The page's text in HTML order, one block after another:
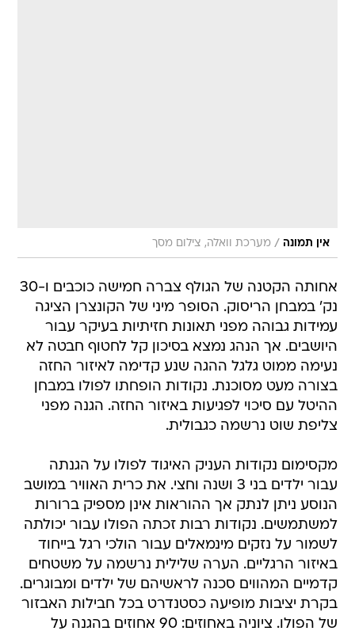
אין תמונה / מערכת וואלה, צילום מסך
אחותה הקטנה של הגולף צברה חמישה כוכבים ו-30
נק' במבחן הריסוק. הסופר מיני של הקונצרן הציגה
עמידות גבוהה מפני תאונות חזיתיות בעיקר עבור
היושבים. אך הנהג נמצא בסיכון קל לחטוף חבטה לא
נעימה ממוט גלגל ההגה שנע קדימה לאיזור החזה
בצורה מעט מסוכנת. נקודות הופחתו לפולו במבחן
ההיטל עם סיכוי לפגיעות באיזור החזה. הגנה מפני
צליפת שוט נרשמה כגבולית.
מקסימום נקודות העניק האיגוד לפולו על הגנתה
עבור ילדים בני 3 ושנה וחצי. את כרית האוויר במושב
הנוסע ניתן לנתק אך ההוראות אינן מספיק ברורות
למשתמשים. נקודות רבות זכתה הפולו עבור יכולתה
לשמור על נזקים מינמאלים עבור הולכי רגל בייחוד
באיזור הרגליים. הערה שלילית נרשמה על משטחים
קדמיים המהווים סכנה לראשיהם של ילדים ומבוגרים.
בקרת יציבות מופיעה כסטנדרט בכל חבילות האבזור
של הפולו. ציוניה באחוזים: 90 אחוזים בהגנה על